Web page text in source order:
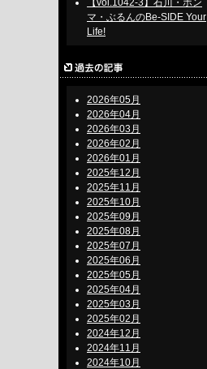
【vol.1042-3】石川・ホン
マ・ぶるんのBe-SIDE Your
Life!
2026年05月
2026年04月
2026年03月
2026年02月
2026年01月
2025年12月
2025年11月
2025年10月
2025年09月
2025年08月
2025年07月
2025年06月
2025年05月
2025年04月
2025年03月
2025年02月
2024年12月
2024年11月
2024年10月